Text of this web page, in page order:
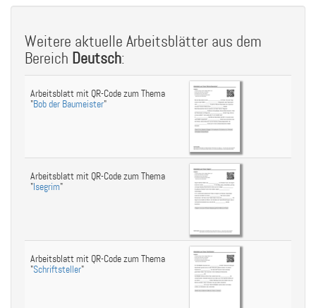
Weitere aktuelle Arbeitsblätter aus dem
Bereich Deutsch:
Arbeitsblatt mit QR-Code zum Thema
"Bob der Baumeister"
Arbeitsblatt mit QR-Code zum Thema
"Isegrim"
Arbeitsblatt mit QR-Code zum Thema
"Schriftsteller"